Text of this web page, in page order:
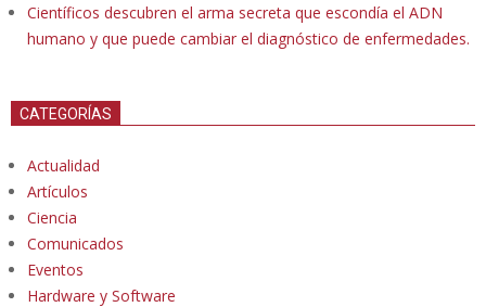
Científicos descubren el arma secreta que escondía el ADN
humano y que puede cambiar el diagnóstico de enfermedades.
CATEGORÍAS
Actualidad
Artículos
Ciencia
Comunicados
Eventos
Hardware y Software